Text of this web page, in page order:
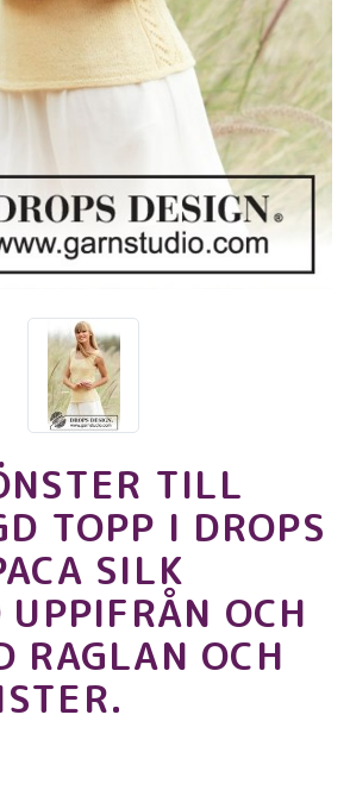
TILL
TOPP I DROPS
SILK
UPPIFRÅN OCH
RAGLAN OCH